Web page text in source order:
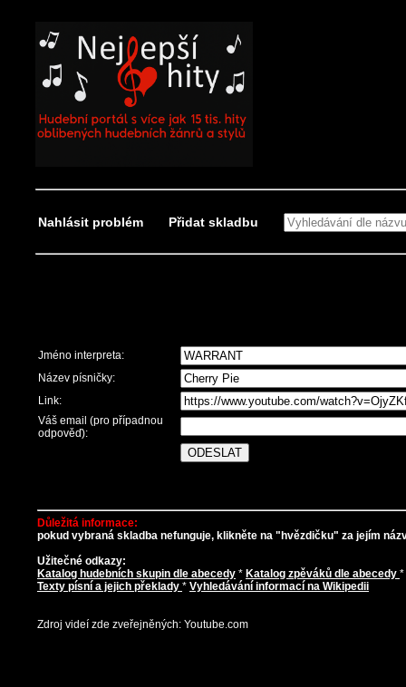
Nahlásit problém Přidat skladbu
Jméno interpreta:
Název písničky:
Link:
Váš email (pro případnou
odpověď):
Důležitá informace:
pokud vybraná skladba nefunguje, klikněte na "hvězdičku" za jejím
Užitečné odkazy:
Katalog hudebních skupin dle abecedy * Katalog zpěváků dle abecedy *
Texty písní a jejich překlady * Vyhledávání informací na Wikipedii
Zdroj videí zde zveřejněných: Youtube.com